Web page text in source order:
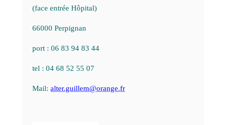
(face entrée Hôpital)
66000 Perpignan
port : 06 83 94 83 44
tel : 04 68 52 55 07
Mail: alter.guillem@orange.fr